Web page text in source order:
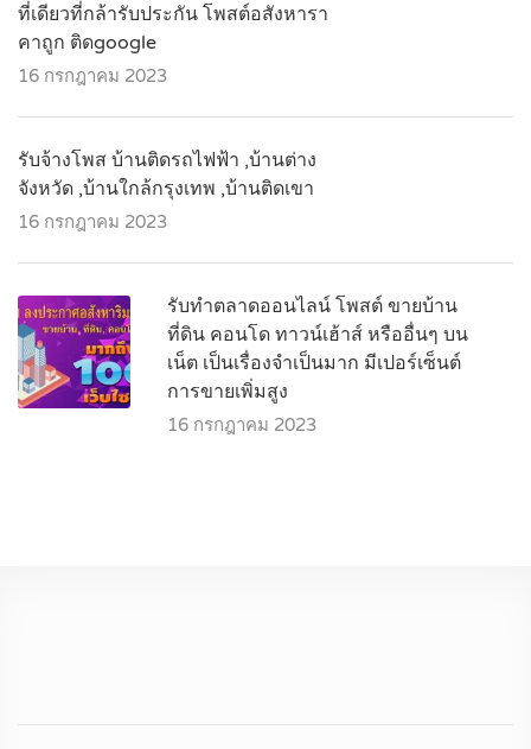
ที่เดียวที่กล้ารับประกัน โพสต์อสังหารา
คาถูก ติดgoogle
16 กรกฎาคม 2023
รับจ้างโพส บ้านติดรถไฟฟ้า ,บ้านต่าง
จังหวัด ,บ้านใกล้กรุงเทพ ,บ้านติดเขา
16 กรกฎาคม 2023
รับทำตลาดออนไลน์ โพสต์ ขายบ้าน
ที่ดิน คอนโด ทาวน์เฮ้าส์ หรืออื่นๆ บน
เน็ต เป็นเรื่องจำเป็นมาก มีเปอร์เซ็นต์
การขายเพิ่มสูง
16 กรกฎาคม 2023